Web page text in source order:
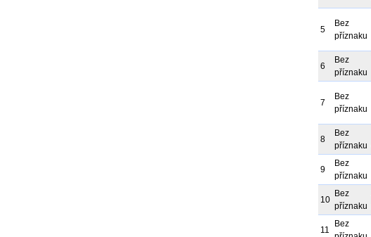
5
Bez
příznaku
6
Bez
příznaku
7
Bez
příznaku
8
Bez
příznaku
9
Bez
příznaku
10
Bez
příznaku
11
Bez